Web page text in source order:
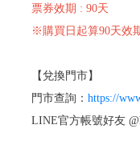
票券效期 : 90天
※購買日起算90天效
【兌換門市】
門市查詢： https://
LINE官方帳號好友